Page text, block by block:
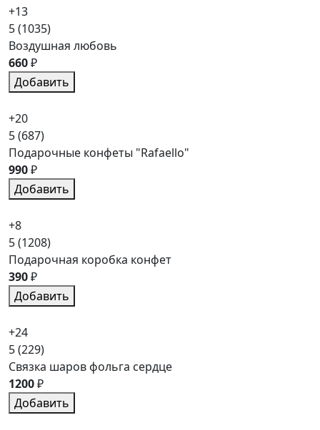
+13
5(1035)
Воздушная любовь
660₽
Добавить
+20
5(687)
Подарочные конфеты "Rafaello"
990₽
Добавить
+8
5(1208)
Подарочная коробка конфет
390₽
Добавить
+24
5(229)
Связка шаров фольга сердце
1200₽
Добавить